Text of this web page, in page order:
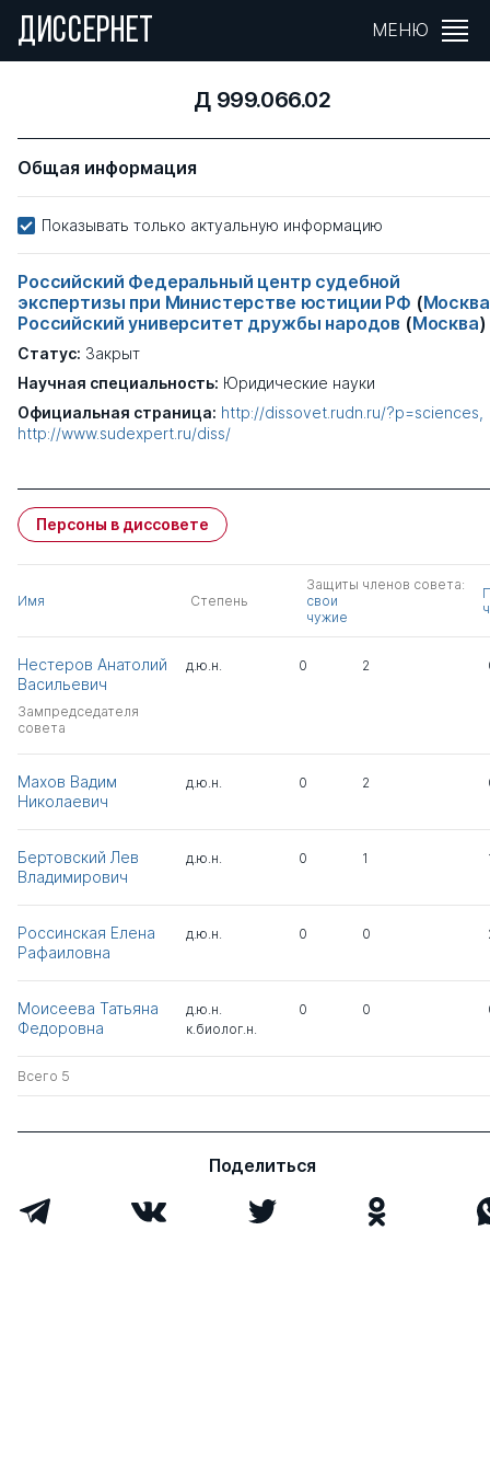
ДИССЕРНЕТ МЕНЮ
Д 999.066.02
Общая информация
Показывать только актуальную информацию
Российский Федеральный центр судебной
экспертизы при Министерстве юстиции РФ (Москва
Российский университет дружбы народов (Москва)
Статус: Закрыт
Научная специальность: Юридические науки
Официальная страница: http://dissovet.rudn.ru/?p=sciences
http://www.sudexpert.ru/diss/
Персоны в диссовете
Имя Степень
Защиты членов совета:
свои
чужие
Нестеров Анатолий
Васильевич
Зампредседателя
совета
д.ю.н. 0 2
Махов Вадим
Николаевич
д.ю.н. 0 2
Бертовский Лев
Владимирович
д.ю.н. 0 1
Россинская Елена
Рафаиловна
д.ю.н. 0 0
Моисеева Татьяна
Федоровна
д.ю.н.
к.биолог.н.
0 0
Всего 5
Поделиться